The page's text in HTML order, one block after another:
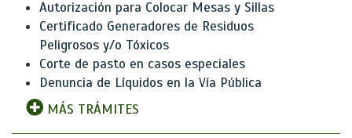
Autorización para Colocar Mesas y Sillas
Certificado Generadores de Residuos
Peligrosos y/o Tóxicos
Corte de pasto en casos especiales
Denuncia de Líquidos en la Vía Pública
MÁS TRÁMITES